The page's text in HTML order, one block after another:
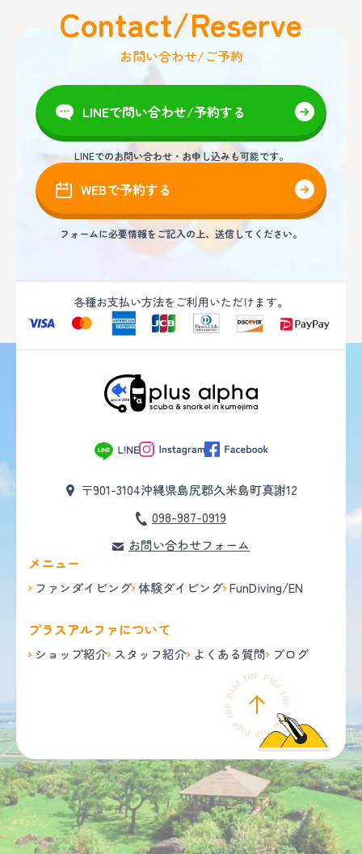
Contact/Reserve
お問い合わせ/ご予約
LINEで問い合わせ/予約する
LINEでのお問い合わせ・お申し込みも可能です。
WEBで予約する
フォームに必要情報をご記入の上、送信してください。
各種お支払い方法をご利用いただけます。
〒901-3104沖縄県島尻郡久米島町真謝12
098-987-0919
お問い合わせフォーム
メニュー
ファンダイビング 体験ダイビング FunDiving/EN
プラスアルファについて
ショップ紹介 スタッフ紹介 よくある質問 ブログ